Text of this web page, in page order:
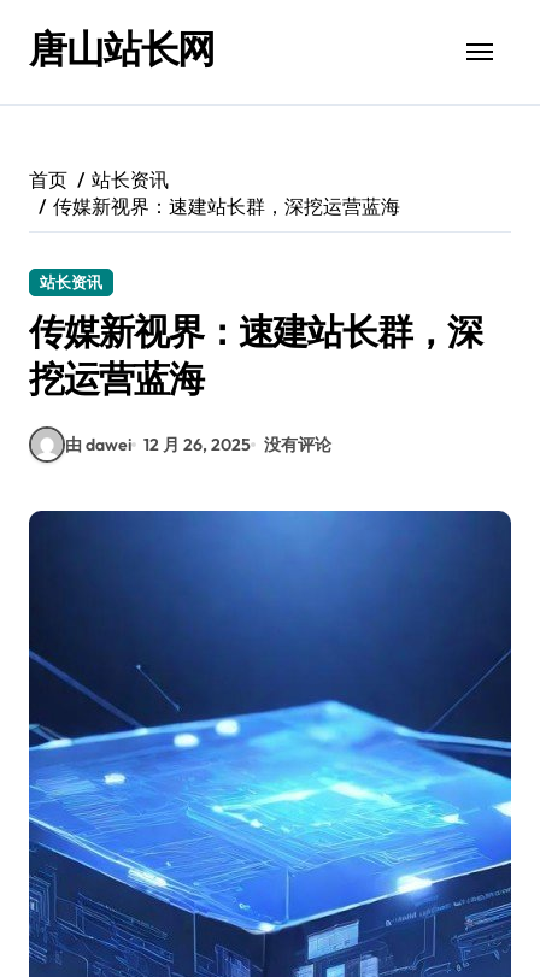
唐山站长网
首页
站长资讯
传媒新视界：速建站长群，深挖运营蓝海
站长资讯
传媒新视界：速建站长群，深
挖运营蓝海
由 dawei 12 月 26, 2025 没有评论